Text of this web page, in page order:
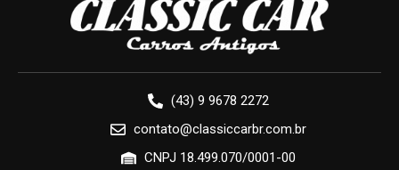
(43) 9 9678 2272
contato@classiccarbr.com.br
CNPJ 18.499.070/0001-00